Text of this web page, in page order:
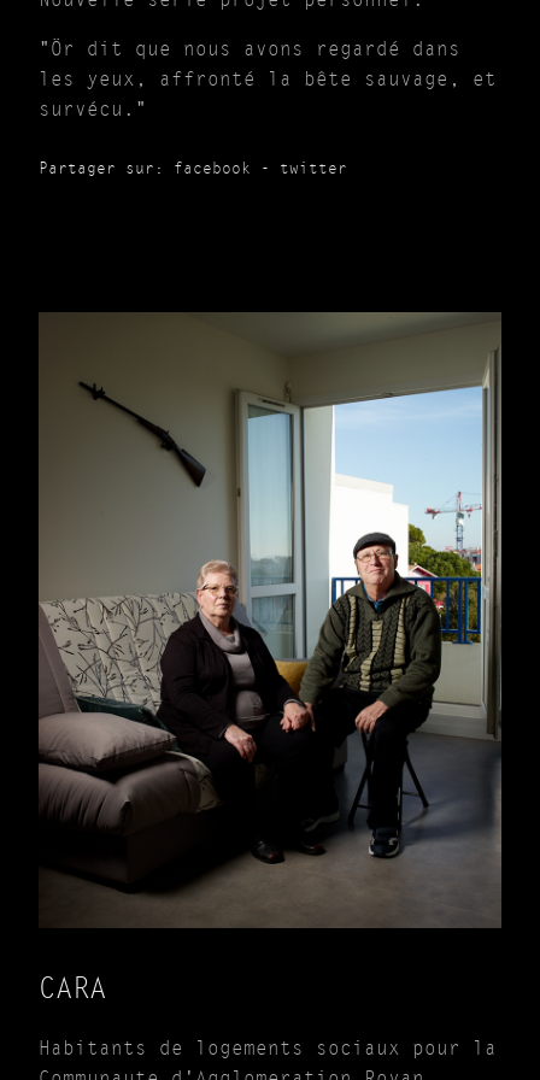
"Ör dit que nous avons regardé dans
les yeux, affronté la bête sauvage, et
survécu."
Partager sur: facebook - twitter
CARA
Habitants de logements sociaux pour la